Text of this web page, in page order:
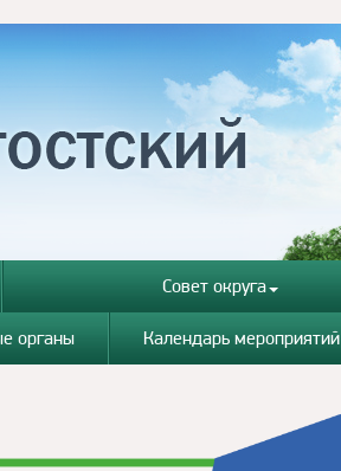
Совет округа
органы Календарь мероприятий